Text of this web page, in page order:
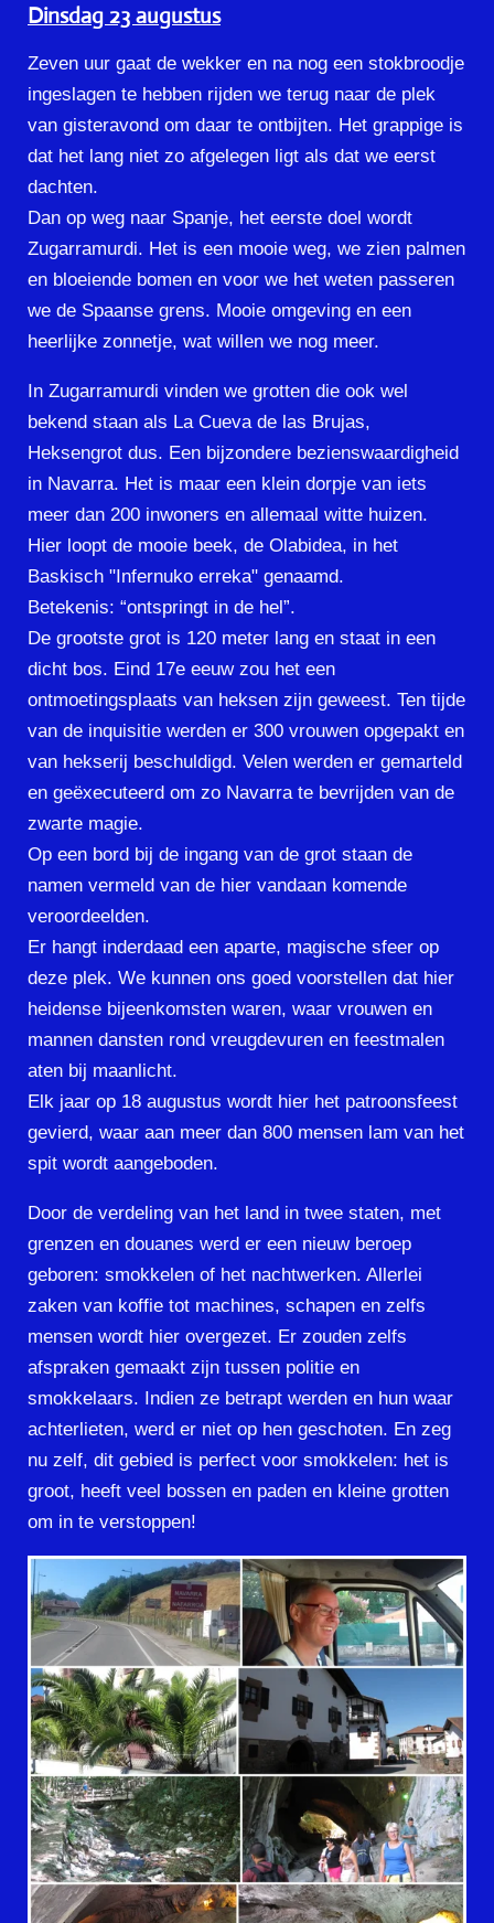
Dinsdag 23 augustus
Zeven uur gaat de wekker en na nog een stokbroodje
ingeslagen te hebben rijden we terug naar de plek
van gisteravond om daar te ontbijten. Het grappige is
dat het lang niet zo afgelegen ligt als dat we eerst
dachten.
Dan op weg naar Spanje, het eerste doel wordt
Zugarramurdi. Het is een mooie weg, we zien palmen
en bloeiende bomen en voor we het weten passeren
we de Spaanse grens. Mooie omgeving en een
heerlijke zonnetje, wat willen we nog meer.
In Zugarramurdi vinden we grotten die ook wel
bekend staan als La Cueva de las Brujas,
Heksengrot dus. Een bijzondere bezienswaardigheid
in Navarra. Het is maar een klein dorpje van iets
meer dan 200 inwoners en allemaal witte huizen.
Hier loopt de mooie beek, de Olabidea, in het
Baskisch "Infernuko erreka" genaamd.
Betekenis: “ontspringt in de hel”.
De grootste grot is 120 meter lang en staat in een
dicht bos. Eind 17e eeuw zou het een
ontmoetingsplaats van heksen zijn geweest. Ten tijde
van de inquisitie werden er 300 vrouwen opgepakt en
van hekserij beschuldigd. Velen werden er gemarteld
en geëxecuteerd om zo Navarra te bevrijden van de
zwarte magie.
Op een bord bij de ingang van de grot staan de
namen vermeld van de hier vandaan komende
veroordeelden.
Er hangt inderdaad een aparte, magische sfeer op
deze plek. We kunnen ons goed voorstellen dat hier
heidense bijeenkomsten waren, waar vrouwen en
mannen dansten rond vreugdevuren en feestmalen
aten bij maanlicht.
Elk jaar op 18 augustus wordt hier het patroonsfeest
gevierd, waar aan meer dan 800 mensen lam van het
spit wordt aangeboden.
Door de verdeling van het land in twee staten, met
grenzen en douanes werd er een nieuw beroep
geboren: smokkelen of het nachtwerken. Allerlei
zaken van koffie tot machines, schapen en zelfs
mensen wordt hier overgezet. Er zouden zelfs
afspraken gemaakt zijn tussen politie en
smokkelaars. Indien ze betrapt werden en hun waar
achterlieten, werd er niet op hen geschoten. En zeg
nu zelf, dit gebied is perfect voor smokkelen: het is
groot, heeft veel bossen en paden en kleine grotten
om in te verstoppen!